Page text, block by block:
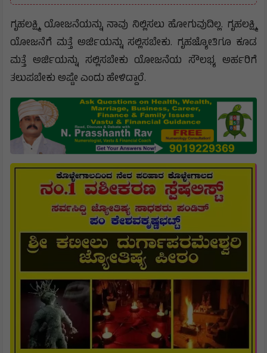
ಗೃಹಲಕ್ಷ್ಮಿ ಯೋಜನೆಯನ್ನು ನಾವು ನಿಲ್ಲಿಸಲು ಹೋಗುವುದಿಲ್ಲ. ಗೃಹಲಕ್ಷ್ಮಿ
ಯೋಜನೆಗೆ ಮತ್ತೆ ಅರ್ಜಿಯನ್ನು ಸಲ್ಲಿಸಬೇಕು. ಗೃಹಜ್ಯೋತಿಗೂ ಕೂಡ
ಮತ್ತೆ ಅರ್ಜಿಯನ್ನು ಸಲ್ಲಿಸಬೇಕು ಯೋಜನೆಯ ಸೌಲಭ್ಯ ಅರ್ಹರಿಗೆ
ತಲುಪಬೇಕು ಅಷ್ಟೇ ಎಂದು ಹೇಳಿದ್ದಾರೆ.